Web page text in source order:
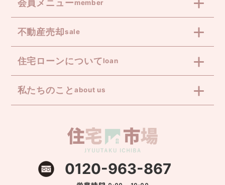
会員メニューmember
不動産売却sale
住宅ローンについてloan
私たちのこと about us
0120-963-867